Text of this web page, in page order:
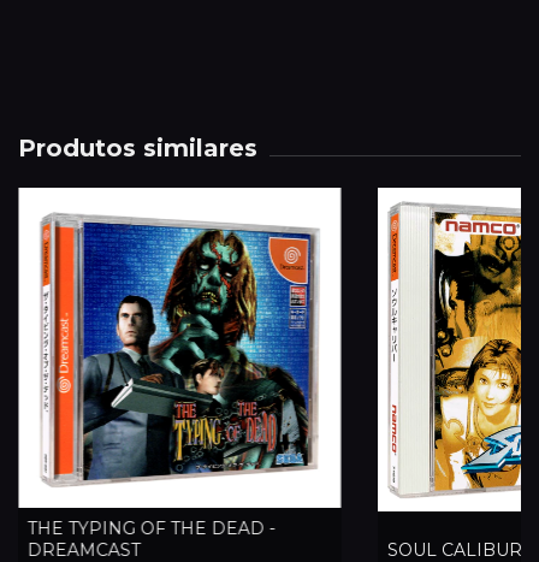
Produtos similares
THE TYPING OF THE DEAD -
DREAMCAST
SOUL CALIBUR -